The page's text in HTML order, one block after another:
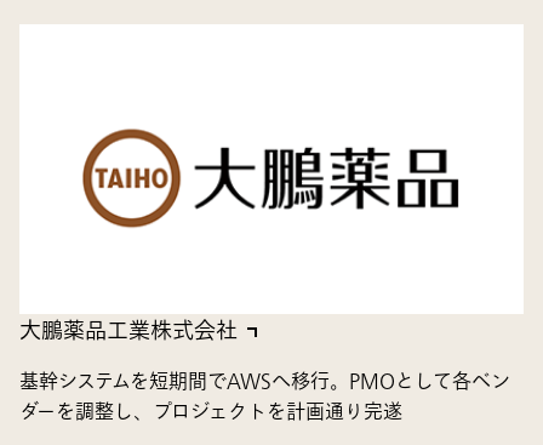
大鵬薬品工業株式会社
基幹システムを短期間でAWSへ移行。PMOとして各ベン
ダーを調整し、プロジェクトを計画通り完遂